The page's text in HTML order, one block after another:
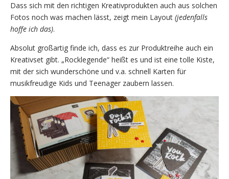
Dass sich mit den richtigen Kreativprodukten auch aus solchen
Fotos noch was machen lässt, zeigt mein Layout (jedenfalls
hoffe ich das).
Absolut großartig finde ich, dass es zur Produktreihe auch ein
Kreativset gibt. „Rocklegende“ heißt es und ist eine tolle Kiste,
mit der sich wunderschöne und v.a. schnell Karten für
musikfreudige Kids und Teenager zaubern lassen.